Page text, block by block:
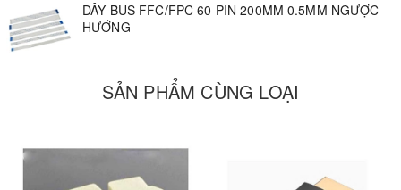
DÂY BUS FFC/FPC 60 PIN 200MM 0.5MM NGƯỢC
HƯỚNG
SẢN PHẨM CÙNG LOẠI